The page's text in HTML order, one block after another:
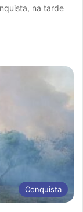
na tarde
Conquista